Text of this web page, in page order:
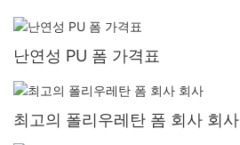
난연성 PU 폼 가격표
최고의 폴리우레탄 폼 회사 회사